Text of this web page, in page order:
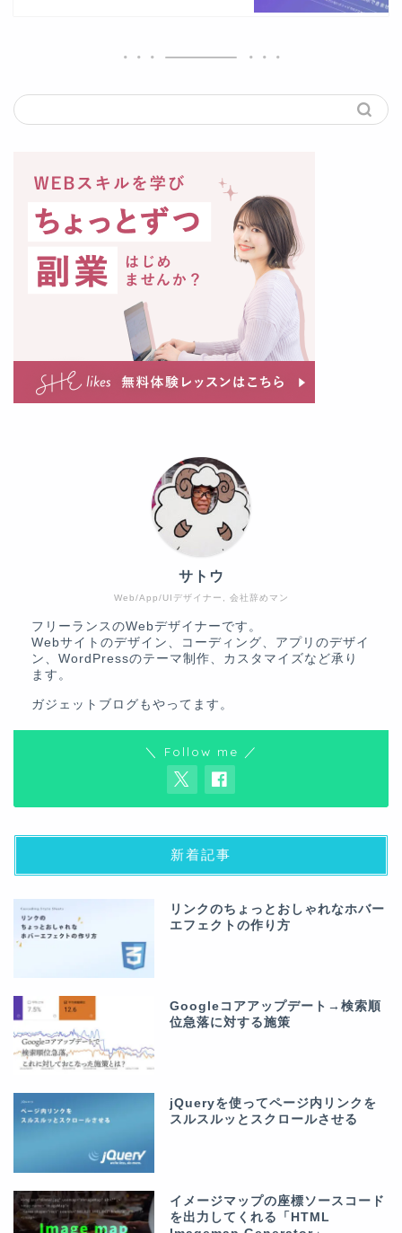
Web/App/UIデザイナー, 会社辞めマン
サトウ
フリーランスのWebデザイナーです。
Webサイトのデザイン、コーディング、アプリのデザイ
ン、WordPressのテーマ制作、カスタマイズなど承り
ます。
ガジェットブログ もやってます。
＼ Follow me ／
新着記事
リンクのちょっとおしゃれなホバー
エフェクトの作り方
Googleコアアップデート→検索順
位急落に対する施策
jQueryを使ってページ内リンクを
スルスルッとスクロールさせる
イメージマップの座標ソースコード
を出力してくれる「HTML